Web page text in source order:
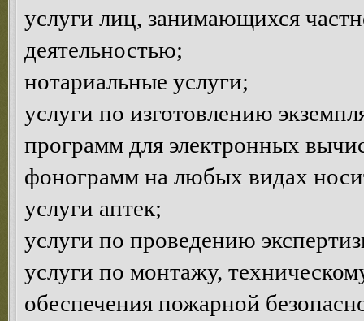
услуги лиц, занимающихся
деятельностью;
нотариальные услуги;
услуги по изготовлению
программ для электронных
фонограмм на любых видах
услуги аптек;
услуги по проведению
услуги по монтажу,
обеспечения пожарной